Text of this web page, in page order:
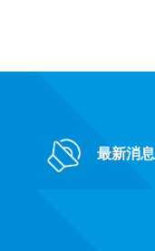
最新消息